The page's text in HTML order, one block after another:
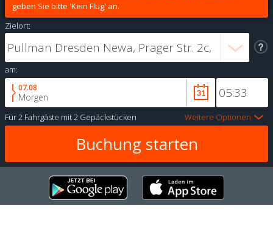
geben Sie bitte 'Kein Flug' an.
Zielort:
am:
07.08
Morgen
Für2 Fahrgäste mit2 Gepäckstücken Weitere Optionen